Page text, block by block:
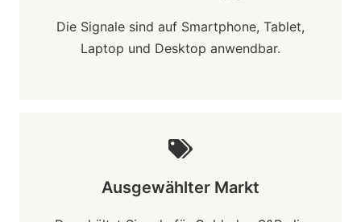
Die Signale sind auf Smartphone, Tablet,
Laptop und Desktop anwendbar.
Ausgewählter Markt